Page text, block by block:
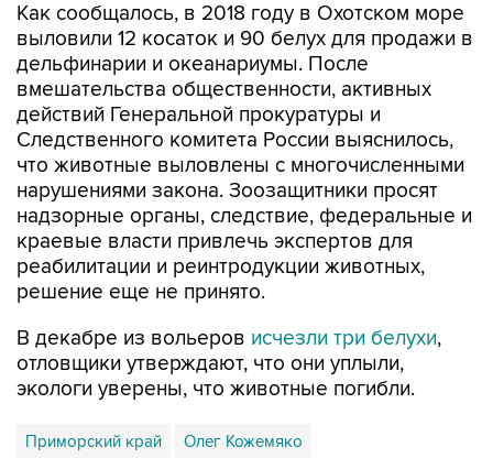
Как сообщалось, в 2018 году в Охотском море
выловили 12 косаток и 90 белух для продажи в
дельфинарии и океанариумы. После
вмешательства общественности, активных
действий Генеральной прокуратуры и
Следственного комитета России выяснилось,
что животные выловлены с многочисленными
нарушениями закона. Зоозащитники просят
надзорные органы, следствие, федеральные и
краевые власти привлечь экспертов для
реабилитации и реинтродукции животных,
решение еще не принято.
В декабре из вольеров исчезли три белухи,
отловщики утверждают, что они уплыли,
экологи уверены, что животные погибли.
Приморский край Олег Кожемяко